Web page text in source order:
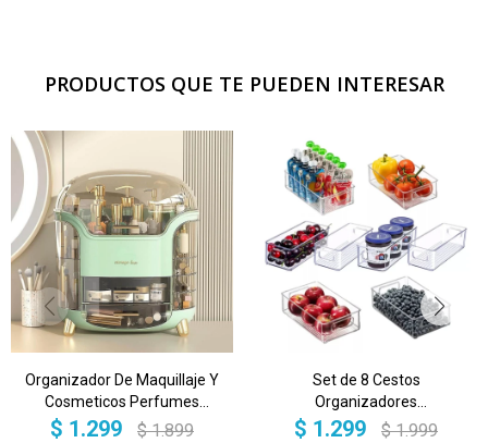
PRODUCTOS QUE TE PUEDEN INTERESAR
Organizador De Maquillaje Y
Cosmeticos Perfumes
Acrilico Beauty Imback Color
$ 1.299 $ 1.899
Set de 8 Cestos
Organizadores
Transparentes IMBACK –
$ 1.299 $ 1.999